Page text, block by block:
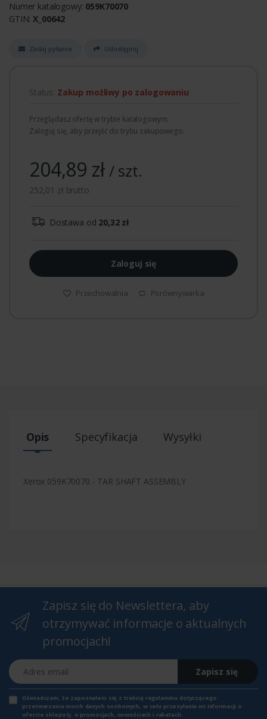
Numer katalogowy: 059K70070
GTIN:X_00642
Zadaj pytanie Udostępnij
Status: Zakup możliwy po zalogowaniu
Przeglądasz ofertę w trybie katalogowym.
Zaloguj się, aby przejść do trybu zakupowego.
204,89 zł/ szt.
252,01 zł brutto
Dostawa od 20,32 zł
Zaloguj się
Przechowalnia Porównywarka
Opis Specyfikacja Wysyłki
Xerox 059K70070 - TAR SHAFT ASSEMBLY
Zapisz się do Newslettera, aby
otrzymywać informacje o aktualnych
promocjach!
Adres email
Zapisz się
Oświadczam, że zapoznałem się z treścią regulaminu dotyczącego
przetwarzania moich danych osobowych, w celu przesyłania mi informacji o
ofercie sklepu tj. o promocjach, nowościach i rabatach.